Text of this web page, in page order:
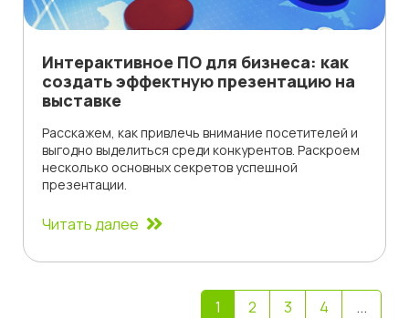
Интерактивное ПО для бизнеса: как
создать эффектную презентацию на
выставке
Расскажем, как привлечь внимание посетителей и
выгодно выделиться среди конкурентов. Раскроем
несколько основных секретов успешной
презентации.
Читать далее
1 2 3 4 ...